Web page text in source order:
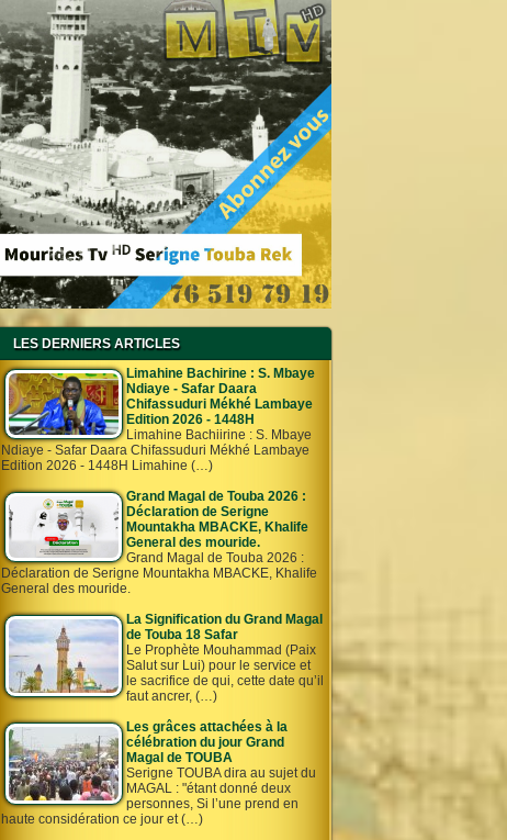
LES DERNIERS ARTICLES
Limahine Bachirine : S. Mbaye
Ndiaye - Safar Daara
Chifassuduri Mékhé Lambaye
Edition 2026 - 1448H
Limahine Bachiirine : S. Mbaye
Ndiaye - Safar Daara Chifassuduri Mékhé Lambaye
Edition 2026 - 1448H Limahine (…)
Grand Magal de Touba 2026 :
Déclaration de Serigne
Mountakha MBACKE, Khalife
General des mouride.
Grand Magal de Touba 2026 :
Déclaration de Serigne Mountakha MBACKE, Khalife
General des mouride.
La Signification du Grand Magal
de Touba 18 Safar
Le Prophète Mouhammad (Paix
Salut sur Lui) pour le service et
le sacrifice de qui, cette date qu’il
faut ancrer, (…)
Les grâces attachées à la
célébration du jour Grand
Magal de TOUBA
Serigne TOUBA dira au sujet du
MAGAL : "étant donné deux
personnes, Si l’une prend en
haute considération ce jour et (…)